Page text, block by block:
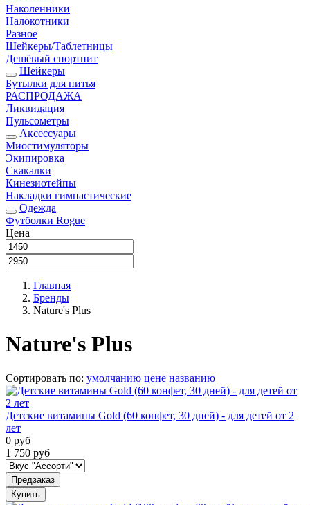
Наколенники
Налокотники
Разное
Шейкеры/Таблетницы
Дешёвый спортпит
Шейкеры
Бутылки для питья
РАСПРОДАЖА
Ликвидация
Пульсометры
Аксессуары
Миостимуляторы
Экипировка
Скакалки
Кинезиотейпы
Накладки гимнастические
Одежда
Футболки Rogue
Цена
Главная
Бренды
Nature's Plus
Nature's Plus
Сортировать по: умолчанию цене названию
Детские витамины Gold (60 конфет, 30 дней) - для детей от 2
лет
0 руб
1 750 руб
Предзаказ
Купить